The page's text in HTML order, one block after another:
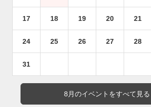
17 18 19 20 21
24 25 26 27 28
31
8月のイベントをすべて見る